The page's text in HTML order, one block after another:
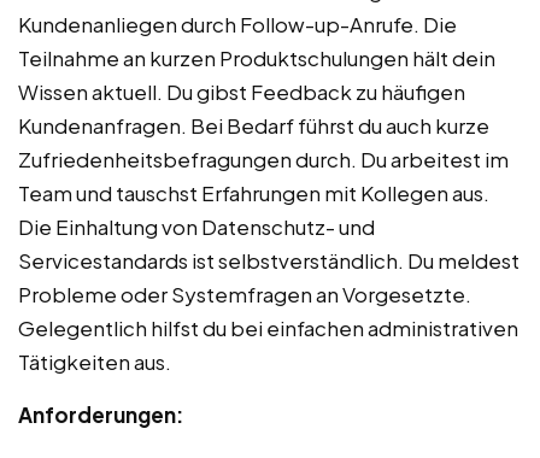
Kundenanliegen durch Follow-up-Anrufe. Die
Teilnahme an kurzen Produktschulungen hält dein
Wissen aktuell. Du gibst Feedback zu häufigen
Kundenanfragen. Bei Bedarf führst du auch kurze
Zufriedenheitsbefragungen durch. Du arbeitest im
Team und tauschst Erfahrungen mit Kollegen aus.
Die Einhaltung von Datenschutz- und
Servicestandards ist selbstverständlich. Du meldest
Probleme oder Systemfragen an Vorgesetzte.
Gelegentlich hilfst du bei einfachen administrativen
Tätigkeiten aus.
Anforderungen: